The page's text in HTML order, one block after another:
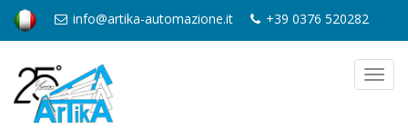
info@artika-automazione.it +39 0376 520282